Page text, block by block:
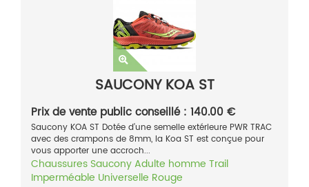
SAUCONY KOA ST
Prix de vente public conseillé : 140.00 €
Saucony KOA ST Dotée d’une semelle extérieure PWR TRAC
avec des crampons de 8mm, la Koa ST est conçue pour
vous apporter une accroch...
Chaussures SauconyAdulte homme Trail
Imperméable Universelle Rouge